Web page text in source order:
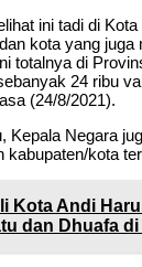
ini tadi di
kota yang
totalnya di
24 ribu
(24/8/2021).
Kepala Negara
kabupaten/kota
Kota Andi
dan Dhuafa